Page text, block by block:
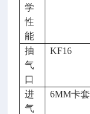
学
性
能
抽
气
口
KF16
进
气
6MM卡套